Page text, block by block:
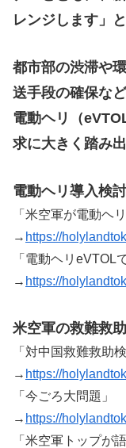
レンジします」
都市部の渋滞や
送手段の確保な
電動ヘリ（
求に大きく踏み
電動ヘリ導入検
「米空軍が電動ヘ
→ https://
「電動ヘリeVTOL
→ https://
米空軍の救難救
「対中国救難救助
→ https://
「今ごろ大問題」
→ https://
「米空軍トップが語